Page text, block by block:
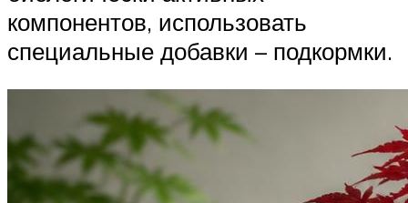
компонентов, использовать
специальные добавки – подкормки.